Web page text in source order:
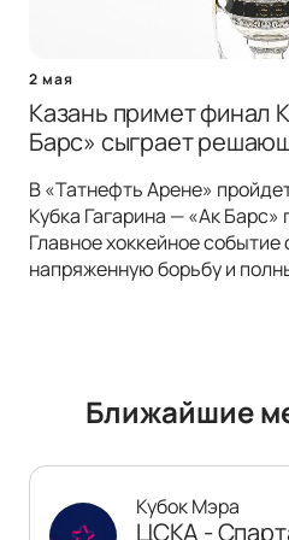
2 мая
Казань примет финал
Барс» сыграет
В «Татнефть Арене»
Кубка Гагарина — «Ак
Главное хоккейное
напряженную борьбу и
Ближайшие
Кубок Мэра
ЦСКА -